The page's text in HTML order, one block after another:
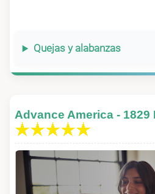
Quejas y alabanzas
Advance America - 1829